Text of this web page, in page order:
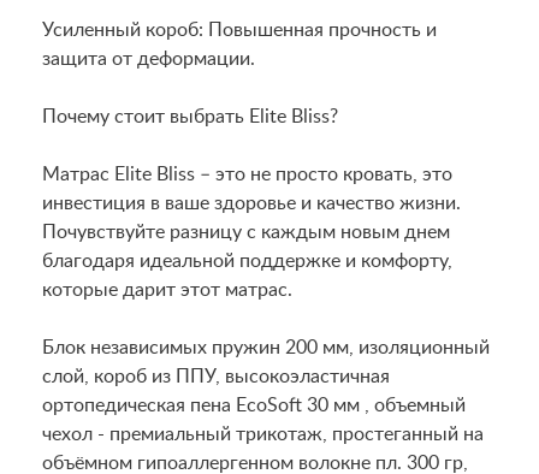
Усиленный короб: Повышенная прочность и
защита от деформации.
Почему стоит выбрать Elite Bliss?
Матрас Elite Bliss – это не просто кровать, это
инвестиция в ваше здоровье и качество жизни.
Почувствуйте разницу с каждым новым днем
благодаря идеальной поддержке и комфорту,
которые дарит этот матрас.
Блок независимых пружин 200 мм, изоляционный
слой, короб из ППУ, высокоэластичная
ортопедическая пена EcoSoft 30 мм , объемный
чехол - премиальный трикотаж, простеганный на
объёмном гипоаллергенном волокне пл. 300 гр,